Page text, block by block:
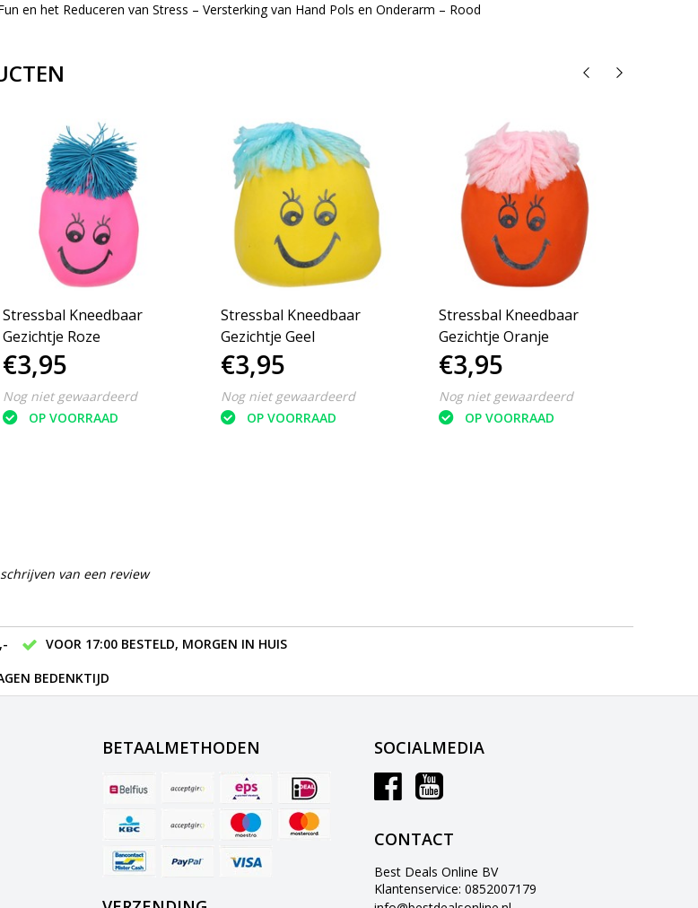
en het Reduceren van Stress – Versterking van Hand Pols en Onderarm – Rood
Stressbal Kneedbaar
Gezichtje Roze
€3,95
Nog niet gewaardeerd
OP VOORRAAD
Stressbal Kneedbaar
Gezichtje Geel
€3,95
Nog niet gewaardeerd
OP VOORRAAD
Stressbal Kneedbaar
Gezichtje Oranje
€3,95
Nog niet gewaardeerd
OP VOORRAAD
van een review
VOOR 17:00 BESTELD, MORGEN IN HUIS
BEDENKTIJD
BETAALMETHODEN SOCIALMEDIA
CONTACT
Best Deals Online BV
Klantenservice: 0852007179